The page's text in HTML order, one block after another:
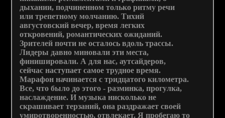
дыхании, подчиненном только ритму речи
или трепетному молчанию. Тихий
августовский вечер, время легких
откровений, романтических ожиданий.
Зрителей почти не осталось вдоль трассы.
Лидеры давно миновали эти места,
финишировали. А для нас, аутсайдеров,
сейчас наступает самое трудное время.
Марафон начинается с тридцатого километра.
Все, что было до этого - разминка, прогулка,
наслаждение. И музыка нисколько не
скрашивает терзаний, она раздражает своей
умиротворенностью, отвлекает. Я пробегаю то